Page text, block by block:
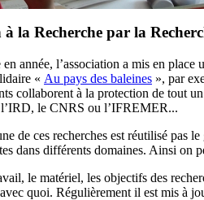
la Recherche par la
en année, l’association a mis en
« Au pays des baleines », par
collaborent à la protection de tout
l’IRD, le CNRS ou l’IFREMER...
de ces recherches est réutilisé pas
dans différents domaines. Ainsi on
le matériel, les objectifs des
quoi. Régulièrement il est mis à